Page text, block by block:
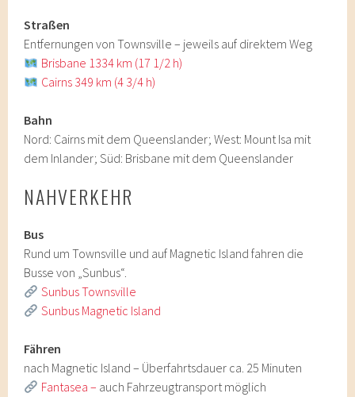
Straßen
Entfernungen von Townsville – jeweils auf direktem Weg
Brisbane 1334 km (17 1/2 h)
Cairns 349 km (4 3/4 h)
Bahn
Nord: Cairns mit dem Queenslander; West: Mount Isa mit
dem Inlander; Süd: Brisbane mit dem Queenslander
NAHVERKEHR
Bus
Rund um Townsville und auf Magnetic Island fahren die
Busse von „Sunbus“.
Sunbus Townsville
Sunbus Magnetic Island
Fähren
nach Magnetic Island – Überfahrtsdauer ca. 25 Minuten
Fantasea – auch Fahrzeugtransport möglich